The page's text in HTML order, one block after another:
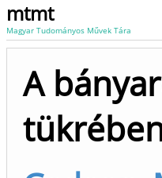
mtmt
Magyar Tudományos Művek Tára
A